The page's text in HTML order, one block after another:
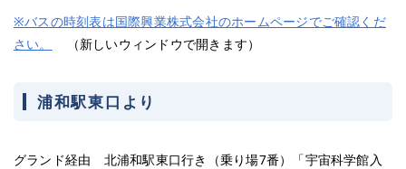
※バスの時刻表は国際興業株式会社のホームページでご確認くだ
さい。
（新しいウィンドウで開きます）
浦和駅東口より
グランド経由 北浦和駅東口行き（乗り場7番）「宇宙科学館入